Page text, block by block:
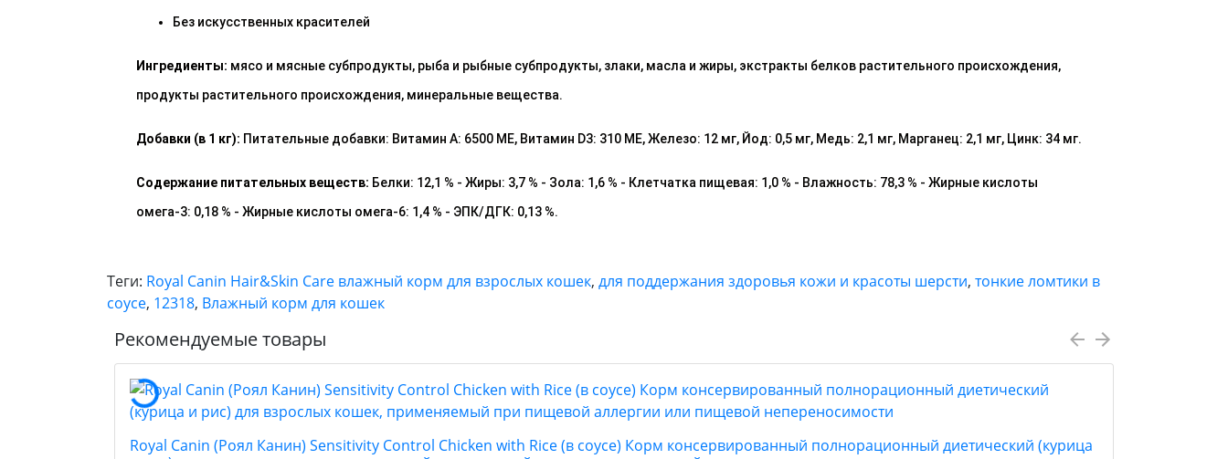
Без искусственных красителей
Ингредиенты: мясо и мясные субпродукты, рыба и рыбные субпродукты, злаки, масла и жиры, экстракты белков растительного происхождения,
продукты растительного происхождения, минеральные вещества.
Добавки (в 1 кг): Питательные добавки: Витамин A: 6500 ME, Витамин D3: 310 ME, Железо: 12 мг, Йод: 0,5 мг, Медь: 2,1 мг, Марганец: 2,1 мг, Цинк: 34 мг.
Содержание питательных веществ: Белки: 12,1 % - Жиры: 3,7 % - Зола: 1,6 % - Клетчатка пищевая: 1,0 % - Влажность: 78,3 % - Жирные кислоты
oмега-3: 0,18 % - Жирные кислоты oмега-6: 1,4 % - ЭПК/ДГК: 0,13 %.
Теги: Royal Canin Hair&Skin Care влажный корм для взрослых кошек, для поддержания здоровья кожи и красоты шерсти, тонкие ломтики в
соусе, 12318, Влажный корм для кошек
Рекомендуемые товары
Royal Canin (Роял Канин) Sensitivity Control Chicken with Rice (в соусе) Корм консервированный полнорационный диетический (курица